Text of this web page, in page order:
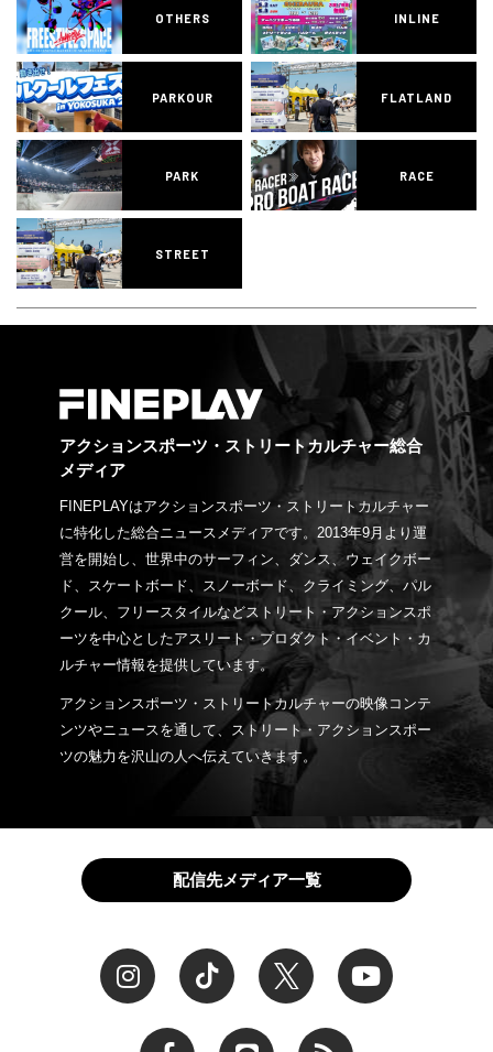
OTHERS INLINE
PARKOUR FLATLAND
PARK RACE
STREET
アクションスポーツ・ストリートカルチャー総合
メディア
FINEPLAYはアクションスポーツ・ストリートカルチャー
に特化した総合ニュースメディアです。2013年9月より運
営を開始し、世界中のサーフィン、ダンス、ウェイクボー
ド、スケートボード、スノーボード、クライミング、パル
クール、フリースタイルなどストリート・アクションスポ
ーツを中心としたアスリート・プロダクト・イベント・カ
ルチャー情報を提供しています。
アクションスポーツ・ストリートカルチャーの映像コンテ
ンツやニュースを通して、ストリート・アクションスポー
ツの魅力を沢山の人へ伝えていきます。
配信先メディア一覧